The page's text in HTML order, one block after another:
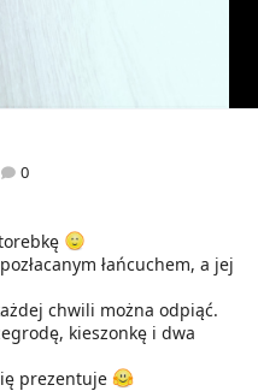
0
łańcuchem, a jej
chwili można odpiąć.
kieszonkę i dwa
prezentuje